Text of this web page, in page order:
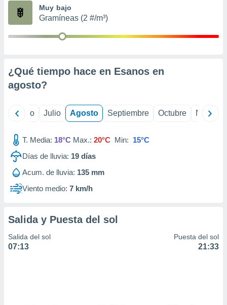
publicidad
1199
Muy bajo
Gramíneas (2 #/m³)
¿Qué tiempo hace en Esanos en
agosto?
Junio Julio Agosto Septiembre Octubre
T. Media: 18°C Max.: 20°C Min: 15°C
Días de lluvia: 19 días
Acum. de lluvia: 135 mm
Viento medio: 7 km/h
Salida y Puesta del sol
Salida del sol
07:13
Puesta del sol
21:33